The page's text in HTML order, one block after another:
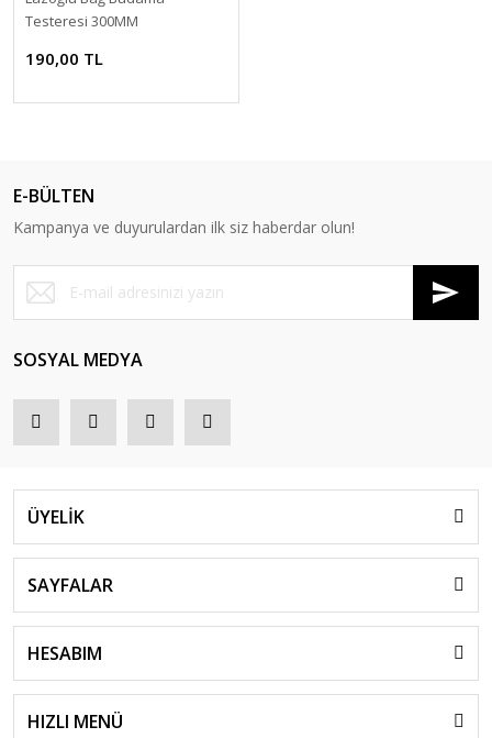
Testeresi 300MM
190,00 TL
E-BÜLTEN
Kampanya ve duyurulardan ilk siz haberdar olun!
SOSYAL MEDYA
ÜYELİK
SAYFALAR
HESABIM
HIZLI MENÜ